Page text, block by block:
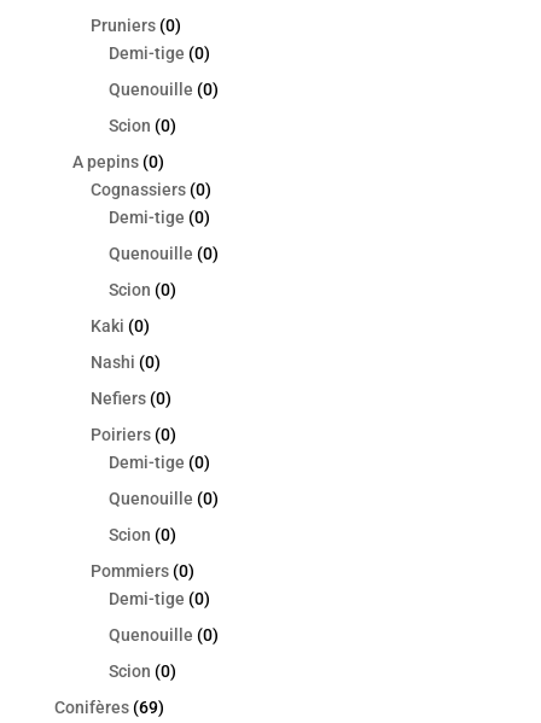
Pruniers (0)
Demi-tige (0)
Quenouille (0)
Scion (0)
A pepins (0)
Cognassiers (0)
Demi-tige (0)
Quenouille (0)
Scion (0)
Kaki (0)
Nashi (0)
Nefiers (0)
Poiriers (0)
Demi-tige (0)
Quenouille (0)
Scion (0)
Pommiers (0)
Demi-tige (0)
Quenouille (0)
Scion (0)
Conifères (69)